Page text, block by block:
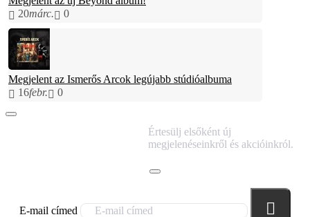
20márc. 0
Megjelent az Ismerős Arcok legújabb stúdióalbuma
16febr. 0
Értesülj elsőként új
megjelenéseinkről és akcióinkról.
E-mail címed